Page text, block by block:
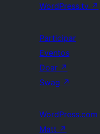
WordPress.tv ↗
Participar
Eventos
Doar ↗
Swag ↗
WordPress.com
Matt ↗